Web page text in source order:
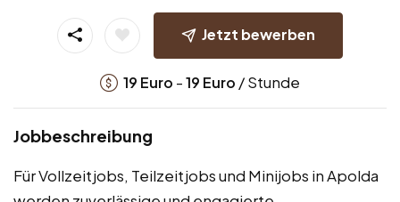
Jetzt bewerben
19 Euro -19 Euro / Stunde
Jobbeschreibung
Für Vollzeitjobs, Teilzeitjobs und Minijobs in Apolda